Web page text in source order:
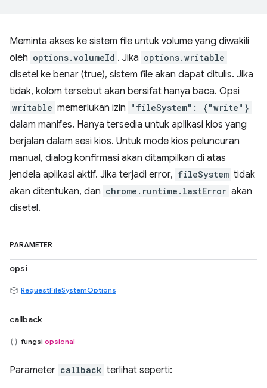
Meminta akses ke sistem file untuk volume yang diwakili
oleh options.volumeId . Jika options.writable
disetel ke benar (true), sistem file akan dapat ditulis. Jika
tidak, kolom tersebut akan bersifat hanya baca. Opsi
writable memerlukan izin "fileSystem": {"write"}
dalam manifes. Hanya tersedia untuk aplikasi kios yang
berjalan dalam sesi kios. Untuk mode kios peluncuran
manual, dialog konfirmasi akan ditampilkan di atas
jendela aplikasi aktif. Jika terjadi error, fileSystem tidak
akan ditentukan, dan chrome.runtime.lastError akan
disetel.
PARAMETER
opsi
RequestFileSystemOptions
callback
fungsi opsional
Parameter callback terlihat seperti: